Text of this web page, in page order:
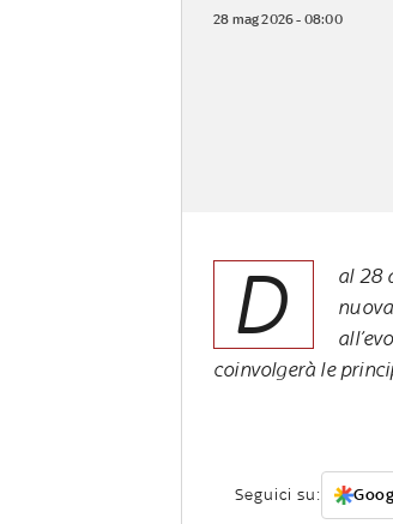
28 mag 2026 - 08:00
D
al 28
coinvolgerà le
Seguici su: